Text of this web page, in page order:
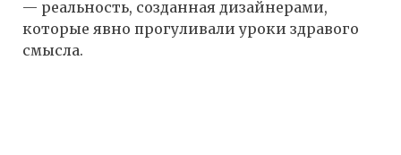
— реальность, созданная дизайнерами,
которые явно прогуливали уроки здравого
смысла.